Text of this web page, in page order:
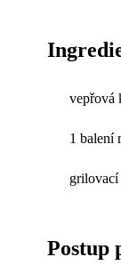
vepřová
1 balení
Postup